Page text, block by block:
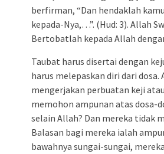
berfirman, “Dan hendaklah
kepada-Nya,…”. (Hud: 3). Allah
Bertobatlah kepada Allah
Taubat harus disertai dengan
harus melepaskan diri dari
mengerjakan perbuatan keji
memohon ampunan atas dosa-
selain Allah? Dan mereka tidak
Balasan bagi mereka ialah
bawahnya sungai-sungai,